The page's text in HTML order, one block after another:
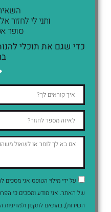
ותני לי לחזור
סופר
כדי שגם את תוכלי
על ידי מילוי הטופס אני מסכים
של האתר. אני מודע ומסכים כי
השירות), בהתאם לתקנון